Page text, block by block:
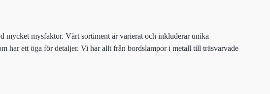
mysfaktor. Vårt sortiment är varierat och inkluderar unika
har ett öga för detaljer. Vi har allt från bordslampor i metall till träsvarvade